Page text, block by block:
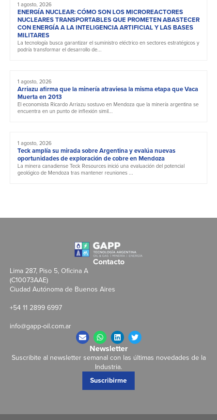
1 agosto, 2026
ENERGÍA NUCLEAR: CÓMO SON LOS MICROREACTORES
NUCLEARES TRANSPORTABLES QUE PROMETEN ABASTECER
CON ENERGÍA A LA INTELIGENCIA ARTIFICIAL Y LAS BASES
MILITARES
La tecnología busca garantizar el suministro eléctrico en sectores estratégicos y
podría transformar el desarrollo de...
1 agosto, 2026
Arriazu afirma que la minería atraviesa la misma etapa que Vaca
Muerta en 2013
El economista Ricardo Arriazu sostuvo en Mendoza que la minería argentina se
encuentra en un punto de inflexión simil...
1 agosto, 2026
Teck amplía su mirada sobre Argentina y evalúa nuevas
oportunidades de exploración de cobre en Mendoza
La minera canadiense Teck Resources inició una evaluación del potencial
geológico de Mendoza tras mantener reuniones ...
Contacto
Lima 287, Piso 5, Oficina A
(C10073AAE)
Ciudad Autónoma de Buenos Aires
+54 11 2899 6997
info@gapp-oil.com.ar
Newsletter
Suscribite al newsletter semanal con las últimas novedades de la
Industria.
Suscribirme